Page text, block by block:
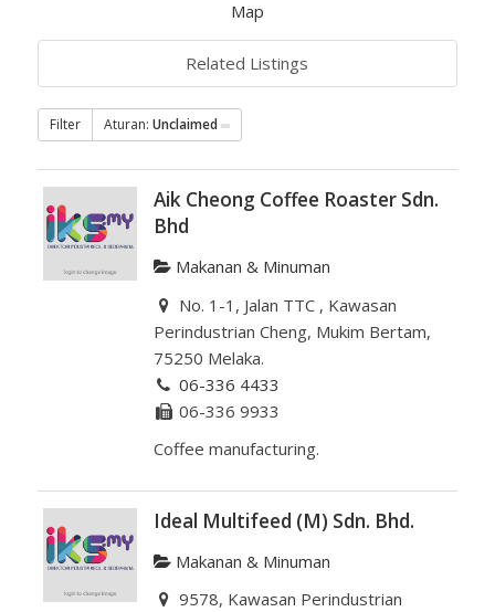
Map
Related Listings
Filter Aturan: Unclaimed
Aik Cheong Coffee Roaster Sdn.
Bhd
Makanan & Minuman
No. 1-1, Jalan TTC , Kawasan
Perindustrian Cheng, Mukim Bertam,
75250 Melaka.
06-336 4433
06-336 9933
Coffee manufacturing.
Ideal Multifeed (M) Sdn. Bhd.
Makanan & Minuman
9578, Kawasan Perindustrian